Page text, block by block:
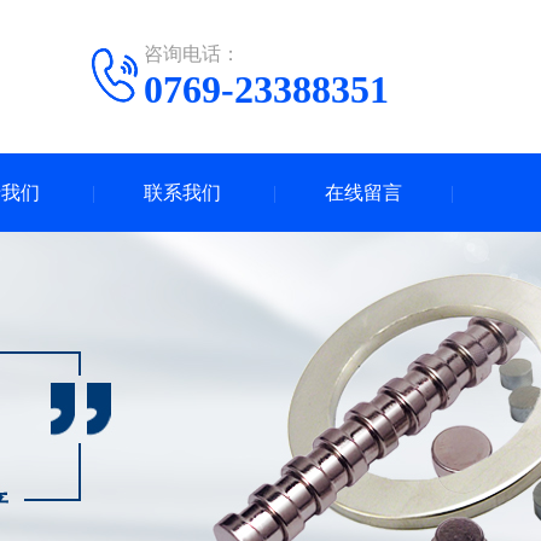
咨询电话：
0769-23388351
们 联系我们 在线留言